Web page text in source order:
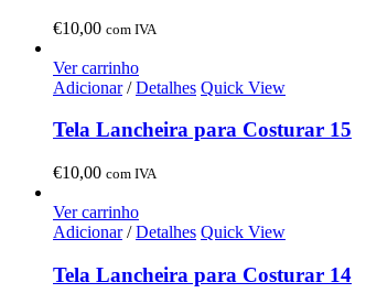
€10,00 com IVA
Ver carrinho
Adicionar/ Detalhes Quick View
Tela Lancheira para Costurar 15
€10,00 com IVA
Ver carrinho
Adicionar/ Detalhes Quick View
Tela Lancheira para Costurar 14